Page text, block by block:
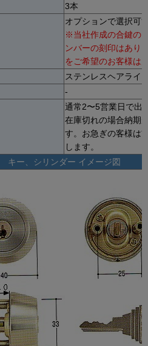
3本
オプションで選択
※当社作成の合鍵の
ンバーの刻印はあり
をご希望のお客様は
ステンレスヘアライ
-
通常2〜5営業日で出
在庫切れの場合納期
す。お急ぎの客様は
します。
キー、シリンダー イメージ図